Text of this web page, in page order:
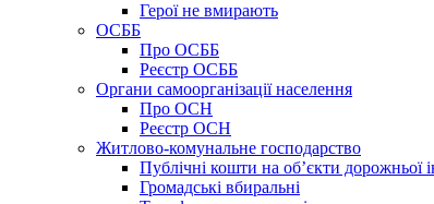
Герої не вмирають
ОСББ
Про ОСББ
Реєстр ОСББ
Органи самоорганізації населення
Про ОСН
Реєстр ОСН
Житлово-комунальне господарство
Публічні кошти на об’єкти дорожньої
Громадські вбиральні